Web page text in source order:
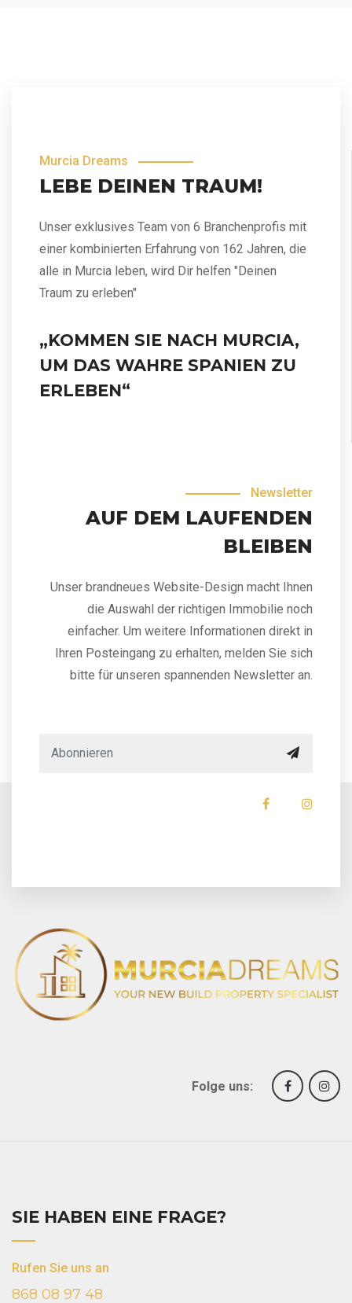
Murcia Dreams
LEBE DEINEN TRAUM!
Unser exklusives Team von 6 Branchenprofis mit
einer kombinierten Erfahrung von 162 Jahren, die
alle in Murcia leben, wird Dir helfen "Deinen
Traum zu erleben"
„KOMMEN SIE NACH MURCIA,
UM DAS WAHRE SPANIEN ZU
ERLEBEN“
Newsletter
AUF DEM LAUFENDEN
BLEIBEN
Unser brandneues Website-Design macht Ihnen
die Auswahl der richtigen Immobilie noch
einfacher. Um weitere Informationen direkt in
Ihren Posteingang zu erhalten, melden Sie sich
bitte für unseren spannenden Newsletter an.
Folge uns:
SIE HABEN EINE FRAGE?
Rufen Sie uns an
868 08 97 48